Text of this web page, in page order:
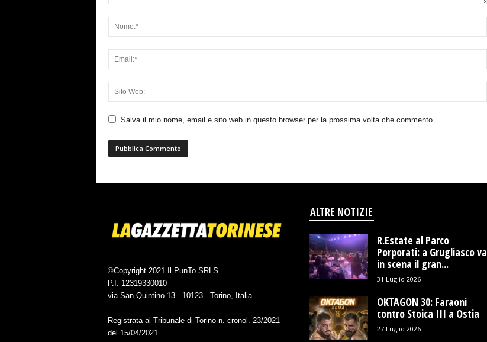
Salva il mio nome, email e sito web in questo browser per la prossima volta che commento.
©Copyright 2021 Il PunTo SRLS
P.I. 12319330010
via San Quintino 13 - 10123 - Torino, Italia
Registrata al Tribunale di Torino n. cronol. 23/2021
del 15/04/2021
ALTRE NOTIZIE
R.Estate al Parco
Porporati: a Grugliasco va
in scena il gran...
31 Luglio 2026
OKTAGON 30: Faraoni
contro Stoica III a Ostia
27 Luglio 2026